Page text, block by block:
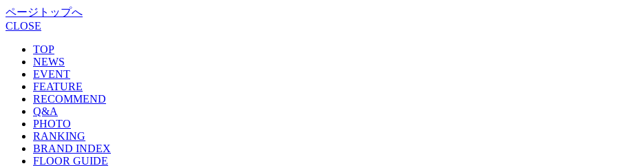
ページトップへ
CLOSE
TOP
NEWS
EVENT
FEATURE
RECOMMEND
Q&A
PHOTO
RANKING
BRAND INDEX
FLOOR GUIDE